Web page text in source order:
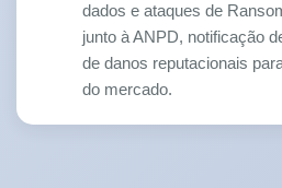
dados e ataques de
junto à ANPD, notificação
de danos reputacionais
do mercado.